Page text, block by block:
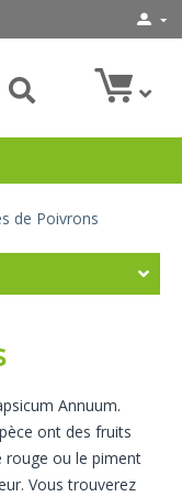
de Poivrons
Annuum.
ont des fruits
rouge ou le piment
Vous trouverez